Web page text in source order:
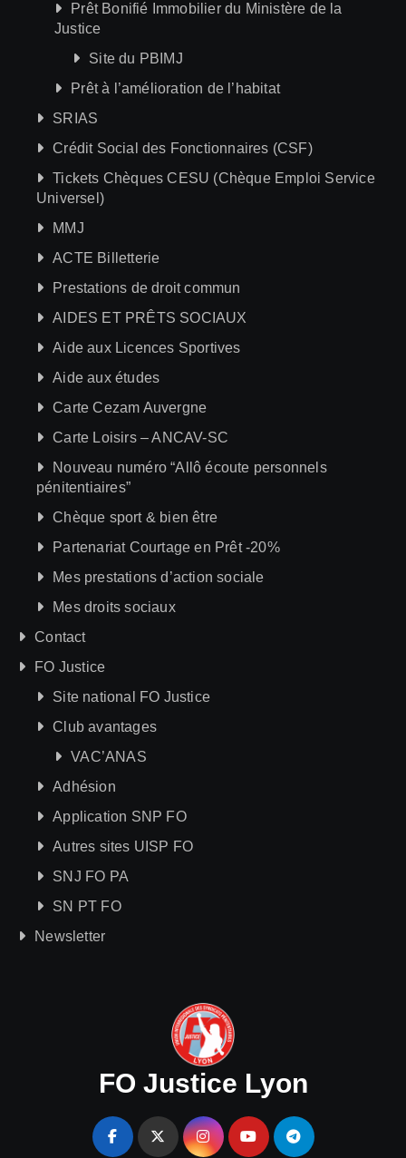
Prêt Bonifié Immobilier du Ministère de la
Justice
Site du PBIMJ
Prêt à l’amélioration de l’habitat
SRIAS
Crédit Social des Fonctionnaires (CSF)
Tickets Chèques CESU (Chèque Emploi Service
Universel)
MMJ
ACTE Billetterie
Prestations de droit commun
AIDES ET PRÊTS SOCIAUX
Aide aux Licences Sportives
Aide aux études
Carte Cezam Auvergne
Carte Loisirs – ANCAV-SC
Nouveau numéro “Allô écoute personnels
pénitentiaires”
Chèque sport & bien être
Partenariat Courtage en Prêt -20%
Mes prestations d’action sociale
Mes droits sociaux
Contact
FO Justice
Site national FO Justice
Club avantages
VAC’ANAS
Adhésion
Application SNP FO
Autres sites UISP FO
SNJ FO PA
SN PT FO
Newsletter
FO Justice Lyon